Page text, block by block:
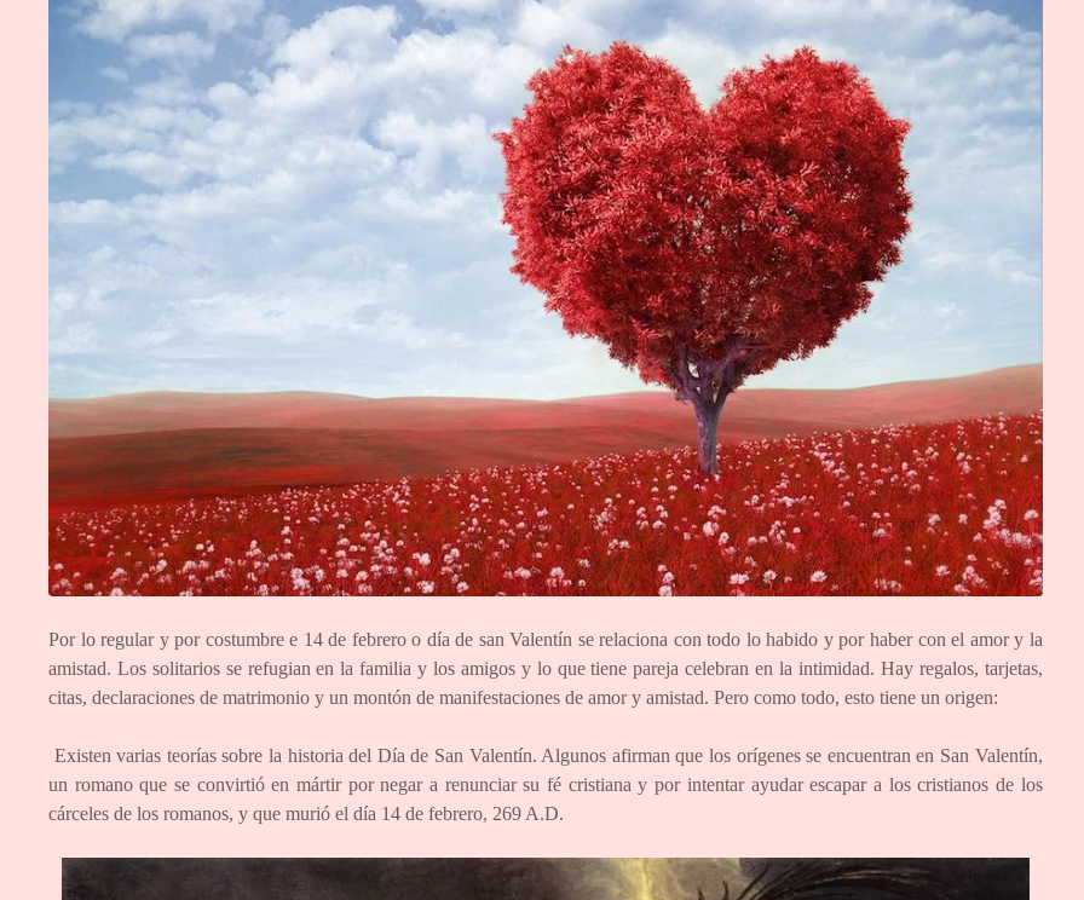
Por lo regular y por costumbre e 14 de febrero o día de san Valentín se relaciona con todo lo habido y por haber con el amor y la
amistad. Los solitarios se refugian en la familia y los amigos y lo que tiene pareja celebran en la intimidad. Hay regalos, tarjetas,
citas, declaraciones de matrimonio y un montón de manifestaciones de amor y amistad. Pero como todo, esto tiene un origen:
Existen varias teorías sobre la historia del Día de San Valentín. Algunos afirman que los orígenes se encuentran en San Valentín,
un romano que se convirtió en mártir por negar a renunciar su fé cristiana y por intentar ayudar escapar a los cristianos de los
cárceles de los romanos, y que murió el día 14 de febrero, 269 A.D.